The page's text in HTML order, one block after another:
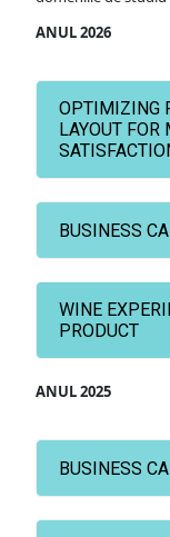
ANUL 2026
OPTIMIZING
LAYOUT
BUSINESS
WINE
PRODUCT
ANUL 2025
BUSINESS